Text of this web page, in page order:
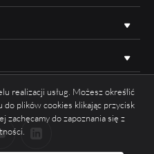
realizacji usług. Możesz określić
plików cookies klikając przycisk
zachęcamy do zapoznania się z